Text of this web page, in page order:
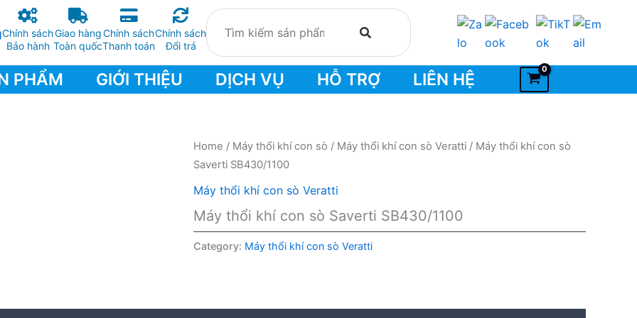
Chính sách
Bảo hành
Giao hàng
Toàn quốc
Chính sách
Thanh toán
Chính sách
Đổi trả
PHẨM GIỚI THIỆU DỊCH VỤ HỖ TRỢ LIÊN HỆ
Home / Máy thổi khí con sò / Máy thổi khí con sò Veratti / Máy thổi khí con sò
Saverti SB430/1100
Máy thổi khí con sò Veratti
Máy thổi khí con sò Saverti SB430/1100
Category: Máy thổi khí con sò Veratti